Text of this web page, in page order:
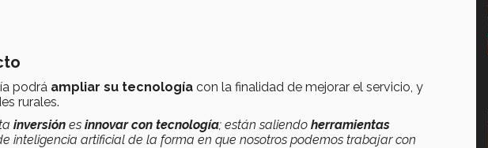
podrá ampliar su tecnología con la finalidad de mejorar el servicio, y
rurales.
inversión es innovar con tecnología; están saliendo herramientas
inteligencia artificial de la forma en que nosotros podemos trabajar con